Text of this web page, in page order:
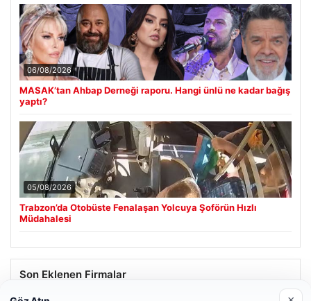
06/08/2026
MASAK’tan Ahbap Derneği raporu. Hangi ünlü ne kadar bağış
yaptı?
05/08/2026
Trabzon’da Otobüste Fenalaşan Yolcuya Şoförün Hızlı
Müdahalesi
Son Eklenen Firmalar